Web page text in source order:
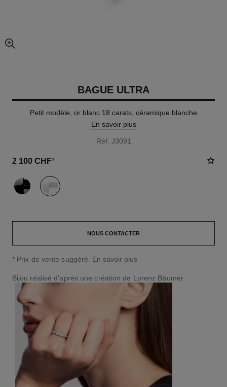
agrandissement
BAGUE ULTRA
Petit modèle, or blanc 18 carats, céramique blanche
En savoir plus
Réf. J3091
2 100 CHF*
variante (2)
NOUS CONTACTER
↩
* Prix de vente suggéré. En savoir plus
Bijou réalisé d'après une création de Lorenz Bäumer